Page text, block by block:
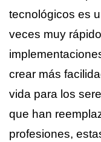
tecnológicos es
veces muy
crear más
vida para los
que han
profesiones,